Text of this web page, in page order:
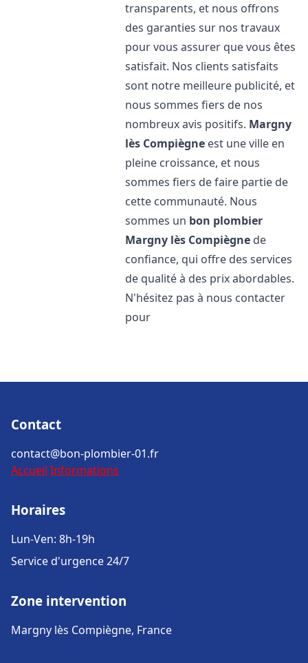
transparents, et nous offrons
des garanties sur nos travaux
pour vous assurer que vous êtes
satisfait. Nos clients satisfaits
sont notre meilleure publicité, et
nous sommes fiers de nos
nombreux avis positifs. Margny
lès Compiègne est une ville en
pleine croissance, et nous
sommes fiers de faire partie de
cette communauté. Nous
sommes un bon plombier
Margny lès Compiègne de
confiance, qui offre des services
de qualité à des prix abordables.
N'hésitez pas à nous contacter
pour
Contact
contact@bon-plombier-01.fr
Accueil Informations
Horaires
Lun-Ven: 8h-19h
Service d'urgence 24/7
Zone intervention
Margny lès Compiègne, France